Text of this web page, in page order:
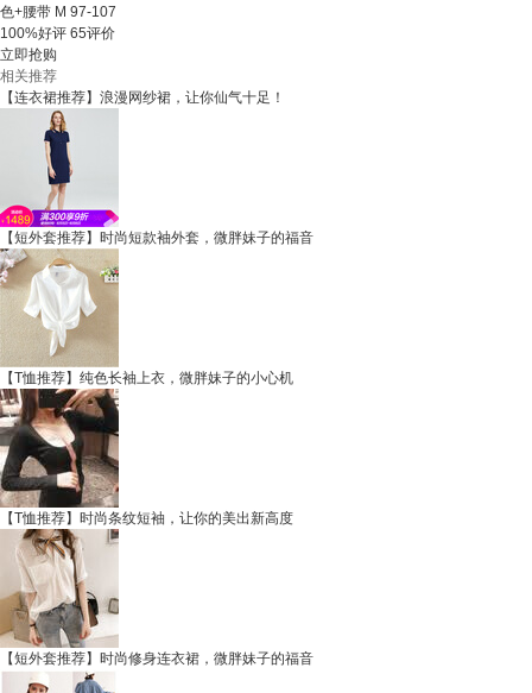
色+腰带 M 97-107
100%好评 65评价
立即抢购
相关推荐
【连衣裙推荐】浪漫网纱裙，让你仙气十足！
【短外套推荐】时尚短款袖外套，微胖妹子的福音
【T恤推荐】纯色长袖上衣，微胖妹子的小心机
【T恤推荐】时尚条纹短袖，让你的美出新高度
【短外套推荐】时尚修身连衣裙，微胖妹子的福音